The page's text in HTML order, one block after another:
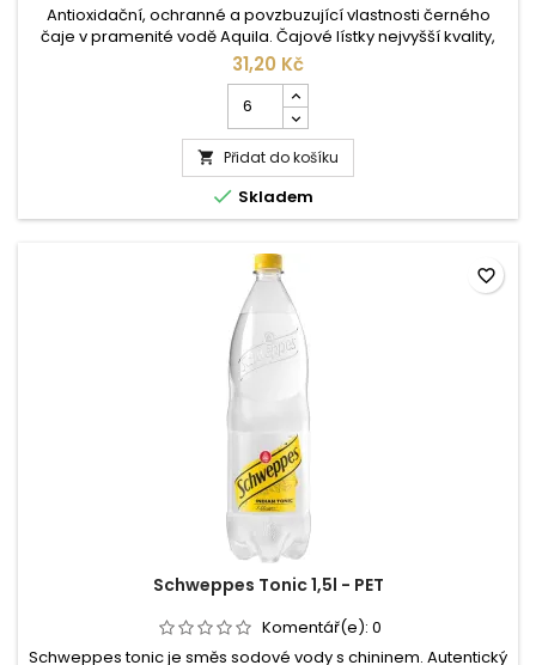
Antioxidační, ochranné a povzbuzující vlastnosti černého
čaje v pramenité vodě Aquila. Čajové lístky nejvyšší kvality,
přírodní aroma a účinky vzácných minerálů vám dávají
zdraví prospěšný nápoj příjemné chuti lehce zahánějící
žízeň. Složení: pramenitá voda, cukr, extrakt z černého čaje
(0,4%), citronová šťáva (0,1%), aroma, kyselina: kyselina...
31,20 Kč
kusů
produktu
Aquila
černý
čaj
se
citronu
1,5l
-
PET
 Přidat do košíku
 Skladem
Schweppes Tonic 1,5l - PET
Komentář(e): 0
Schweppes tonic je směs sodové vody s chininem. Autentický
favorite_border